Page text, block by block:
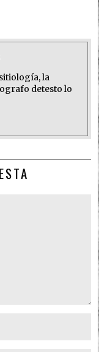
la
detesto lo